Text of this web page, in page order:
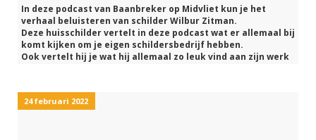
In deze podcast van Baanbreker op Midvliet kun je het
verhaal beluisteren van schilder Wilbur Zitman.
Deze huisschilder vertelt in deze podcast wat er allemaal bij
komt kijken om je eigen schildersbedrijf hebben.
Ook vertelt hij je wat hij allemaal zo leuk vind aan zijn werk
Wanneer jij het schilderen van huizen geweldig vindt om te
doen, luister dan vooral naar deze podcast van Baanbreker
24 februari 2022